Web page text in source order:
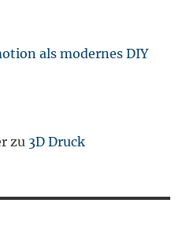
als modernes DIY
zu 3D Druck